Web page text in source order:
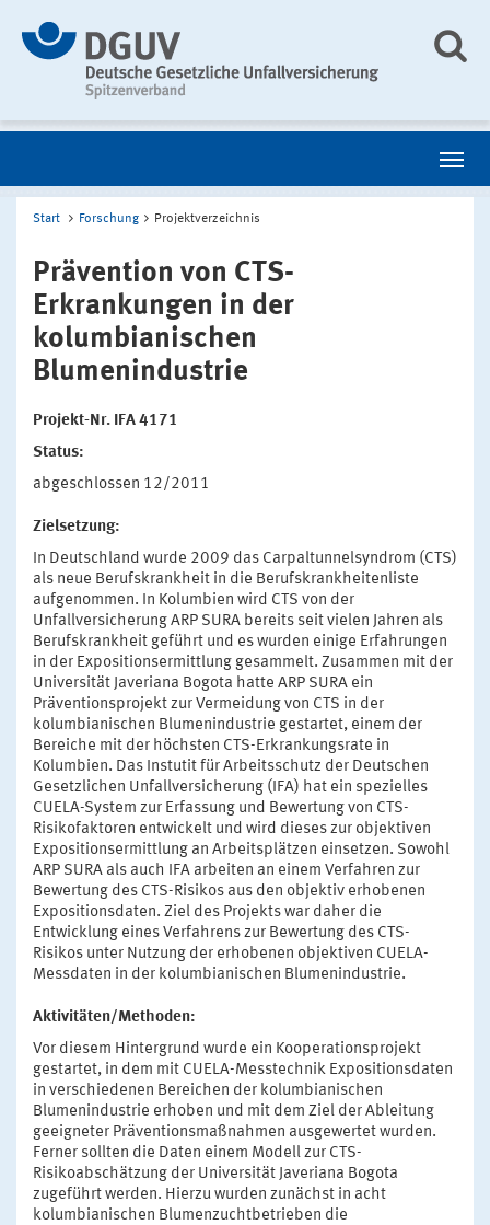
Start Forschung Projektverzeichnis
Prävention von CTS-
Erkrankungen in der
kolumbianischen
Blumenindustrie
Projekt-Nr. IFA 4171
Status:
abgeschlossen 12/2011
Zielsetzung:
In Deutschland wurde 2009 das Carpaltunnelsyndrom (CTS)
als neue Berufskrankheit in die Berufskrankheitenliste
aufgenommen. In Kolumbien wird CTS von der
Unfallversicherung ARP SURA bereits seit vielen Jahren als
Berufskrankheit geführt und es wurden einige Erfahrungen
in der Expositionsermittlung gesammelt. Zusammen mit der
Universität Javeriana Bogota hatte ARP SURA ein
Präventionsprojekt zur Vermeidung von CTS in der
kolumbianischen Blumenindustrie gestartet, einem der
Bereiche mit der höchsten CTS-Erkrankungsrate in
Kolumbien. Das Instutit für Arbeitsschutz der Deutschen
Gesetzlichen Unfallversicherung (IFA) hat ein spezielles
CUELA-System zur Erfassung und Bewertung von CTS-
Risikofaktoren entwickelt und wird dieses zur objektiven
Expositionsermittlung an Arbeitsplätzen einsetzen. Sowohl
ARP SURA als auch IFA arbeiten an einem Verfahren zur
Bewertung des CTS-Risikos aus den objektiv erhobenen
Expositionsdaten. Ziel des Projekts war daher die
Entwicklung eines Verfahrens zur Bewertung des CTS-
Risikos unter Nutzung der erhobenen objektiven CUELA-
Messdaten in der kolumbianischen Blumenindustrie.
Aktivitäten/Methoden:
Vor diesem Hintergrund wurde ein Kooperationsprojekt
gestartet, in dem mit CUELA-Messtechnik Expositionsdaten
in verschiedenen Bereichen der kolumbianischen
Blumenindustrie erhoben und mit dem Ziel der Ableitung
geeigneter Präventionsmaßnahmen ausgewertet wurden.
Ferner sollten die Daten einem Modell zur CTS-
Risikoabschätzung der Universität Javeriana Bogota
zugeführt werden. Hierzu wurden zunächst in acht
kolumbianischen Blumenzuchtbetrieben die